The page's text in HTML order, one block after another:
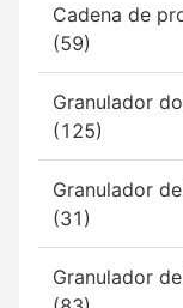
Cadena de
(59)
Granulador
(125)
Granulador
(31)
Granulador